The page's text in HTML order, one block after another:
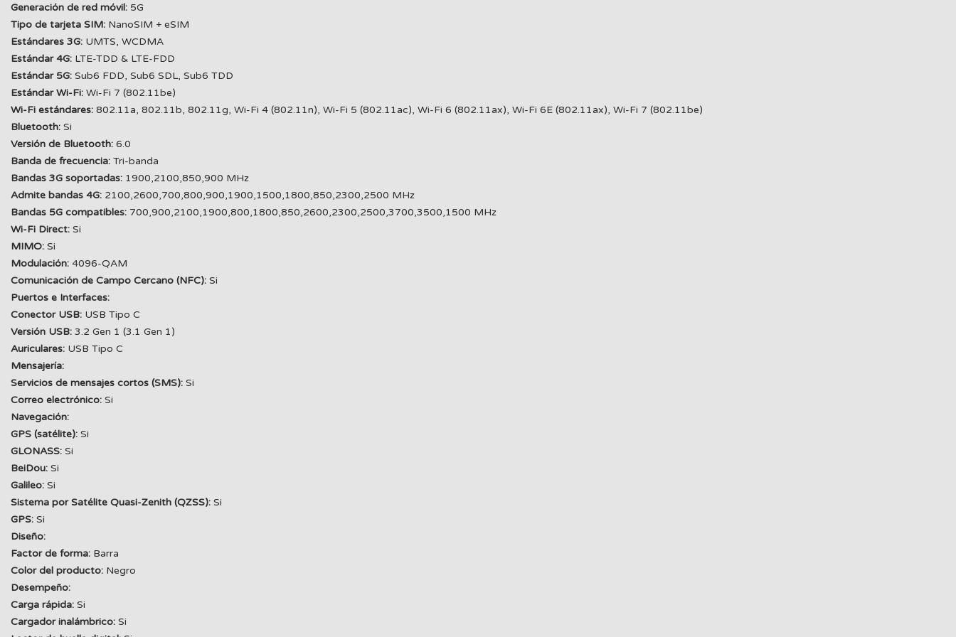
Generación de red móvil: 5G
Tipo de tarjeta SIM: NanoSIM + eSIM
Estándares 3G: UMTS, WCDMA
Estándar 4G: LTE-TDD & LTE-FDD
Estándar 5G: Sub6 FDD, Sub6 SDL, Sub6 TDD
Estándar Wi-Fi: Wi-Fi 7 (802.11be)
Wi-Fi estándares: 802.11a, 802.11b, 802.11g, Wi-Fi 4 (802.11n), Wi-Fi 5 (802.11ac), Wi-Fi 6 (802.11ax), Wi-Fi 6E (802.11ax), Wi-Fi 7 (802.11be)
Bluetooth: Si
Versión de Bluetooth: 6.0
Banda de frecuencia: Tri-banda
Bandas 3G soportadas: 1900,2100,850,900 MHz
Admite bandas 4G: 2100,2600,700,800,900,1900,1500,1800,850,2300,2500 MHz
Bandas 5G compatibles: 700,900,2100,1900,800,1800,850,2600,2300,2500,3700,3500,1500 MHz
Wi-Fi Direct: Si
MIMO: Si
Modulación: 4096-QAM
Comunicación de Campo Cercano (NFC): Si
Puertos e Interfaces:
Conector USB: USB Tipo C
Versión USB: 3.2 Gen 1 (3.1 Gen 1)
Auriculares: USB Tipo C
Mensajería:
Servicios de mensajes cortos (SMS): Si
Correo electrónico: Si
Navegación:
GPS (satélite): Si
GLONASS: Si
BeiDou: Si
Galileo: Si
Sistema por Satélite Quasi-Zenith (QZSS): Si
GPS: Si
Diseño:
Factor de forma: Barra
Color del producto: Negro
Desempeño:
Carga rápida: Si
Cargador inalámbrico: Si